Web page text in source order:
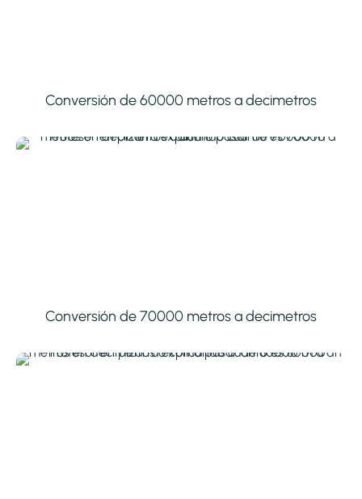
Conversión de 60000 metros a decimetros
Conversión de 70000 metros a decimetros